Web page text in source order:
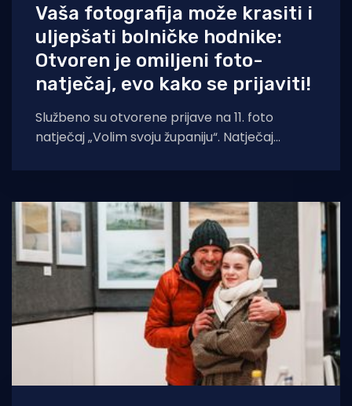
Vaša fotografija može krasiti i
uljepšati bolničke hodnike:
Otvoren je omiljeni foto-
natječaj, evo kako se prijaviti!
Službeno su otvorene prijave na 11. foto
natječaj „Volim svoju županiju“. Natječaj
ciljem promocije ljepota